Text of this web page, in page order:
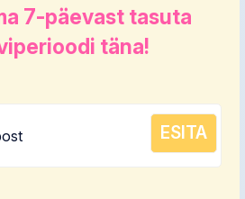
7-päevast tasuta
täna!